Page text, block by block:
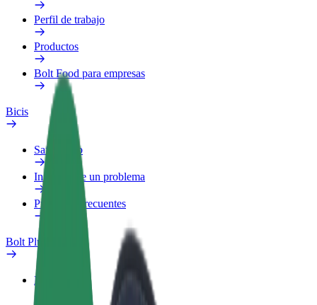
Perfil de trabajo
Productos
Bolt Food para empresas
Bicis
Safety Lab
Informar de un problema
Preguntas frecuentes
Bolt Plus
Beneficios